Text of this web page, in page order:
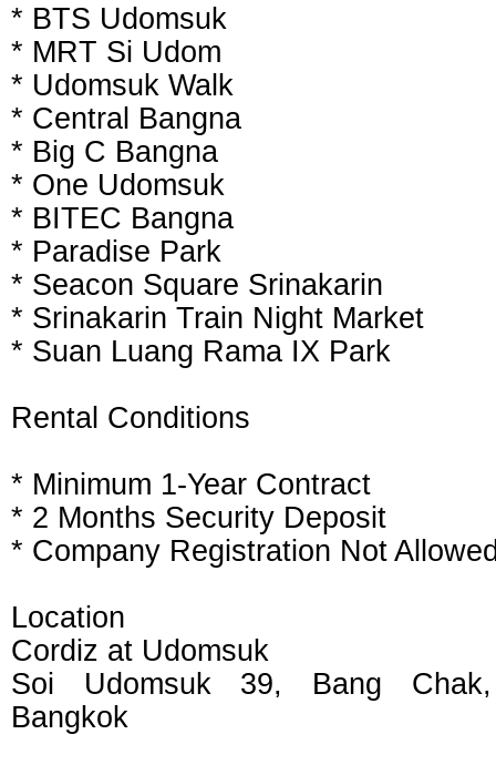
* BTS Udomsuk
* MRT Si Udom
* Udomsuk Walk
* Central Bangna
* Big C Bangna
* One Udomsuk
* BITEC Bangna
* Paradise Park
* Seacon Square Srinakarin
* Srinakarin Train Night Market
* Suan Luang Rama IX Park
Rental Conditions
* Minimum 1-Year Contract
* 2 Months Security Deposit
* Company Registration Not
Location
Cordiz at Udomsuk
Soi Udomsuk 39, Bang
Bangkok